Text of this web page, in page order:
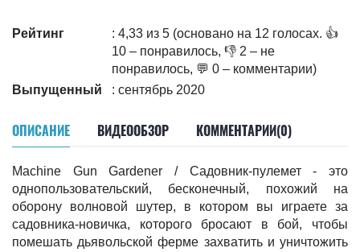
Рейтинг
: 4,33 из 5 (основано на 12 голосах. 👍
10 – понравилось, 👎 2 – не
понравилось, 💬 0 – комментарии)
Выпущенный
: сентябрь 2020
ОПИСАНИЕ ВИДЕООБЗОР КОММЕНТАРИИ(0)
Machine Gun Gardener / Садовник-пулемет - это
однопользовательский, бесконечный, похожий на
оборону волновой шутер, в котором вы играете за
садовника-новичка, которого бросают в бой, чтобы
помешать дьявольской ферме захватить и уничтожить